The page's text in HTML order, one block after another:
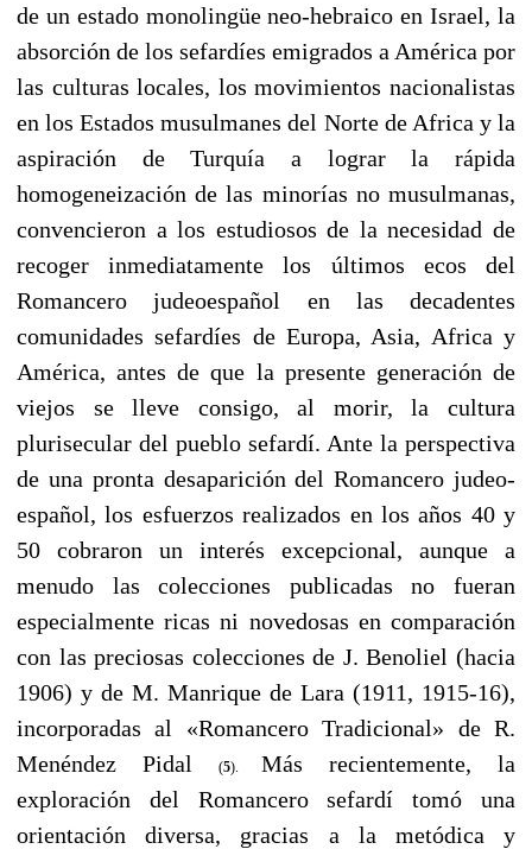
de un estado monolingüe neo-hebraico en Israel, la
absorción de los sefardíes emigrados a América por
las culturas locales, los movimientos nacionalistas
en los Estados musulmanes del Norte de Africa y la
aspiración de Turquía a lograr la rápida
homogeneización de las minorías no musulmanas,
convencieron a los estudiosos de la necesidad de
recoger inmediatamente los últimos ecos del
Romancero judeoespañol en las decadentes
comunidades sefardíes de Europa, Asia, Africa y
América, antes de que la presente generación de
viejos se lleve consigo, al morir, la cultura
plurisecular del pueblo sefardí. Ante la perspectiva
de una pronta desaparición del Romancero judeo-
español, los esfuerzos realizados en los años 40 y
50 cobraron un interés excepcional, aunque a
menudo las colecciones publicadas no fueran
especialmente ricas ni novedosas en comparación
con las preciosas colecciones de J. Benoliel (hacia
1906) y de M. Manrique de Lara (1911, 1915-16),
incorporadas al «Romancero Tradicional» de R.
Menéndez Pidal
(5). Más recientemente, la
exploración del Romancero sefardí tomó una
orientación diversa, gracias a la metódica y